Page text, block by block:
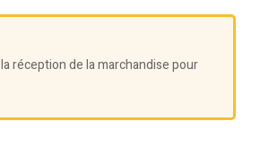
réception de la marchandise pour